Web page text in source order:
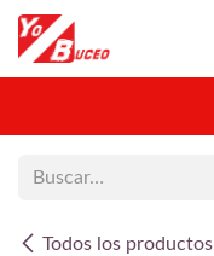
Ir al contenido
Todos los productos